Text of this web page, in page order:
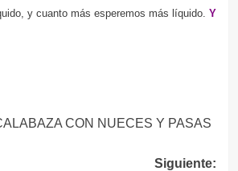
y cuanto más esperemos más líquido. Y
CON NUECES Y PASAS
Siguiente: